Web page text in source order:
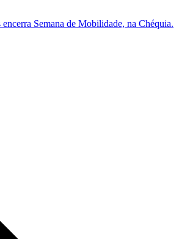
Semana de Mobilidade, na Chéquia.